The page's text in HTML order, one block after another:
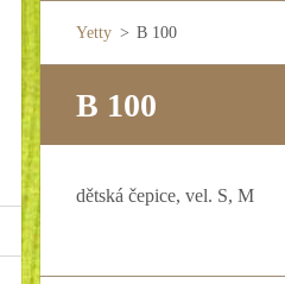
Yetty > B 100
B 100
dětská čepice, vel. S, M